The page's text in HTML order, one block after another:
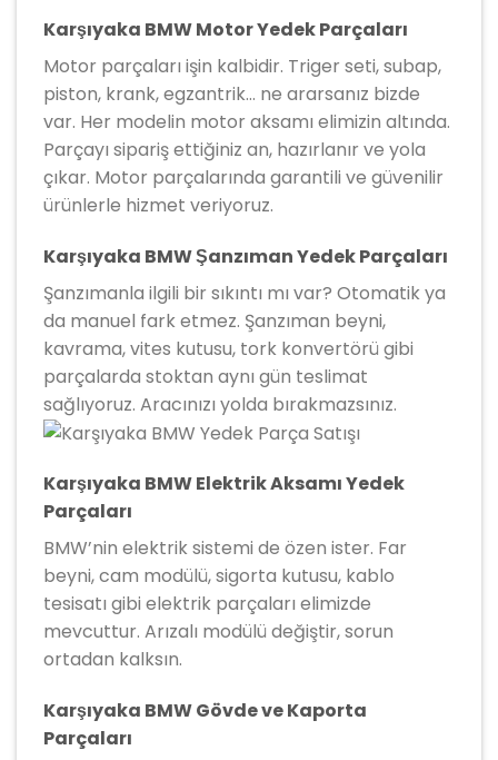
Karşıyaka BMW Motor Yedek Parçaları
Motor parçaları işin kalbidir. Triger seti, subap,
piston, krank, egzantrik… ne ararsanız bizde
var. Her modelin motor aksamı elimizin altında.
Parçayı sipariş ettiğiniz an, hazırlanır ve yola
çıkar. Motor parçalarında garantili ve güvenilir
ürünlerle hizmet veriyoruz.
Karşıyaka BMW Şanzıman Yedek Parçaları
Şanzımanla ilgili bir sıkıntı mı var? Otomatik ya
da manuel fark etmez. Şanzıman beyni,
kavrama, vites kutusu, tork konvertörü gibi
parçalarda stoktan aynı gün teslimat
sağlıyoruz. Aracınızı yolda bırakmazsınız.
Karşıyaka BMW Elektrik Aksamı Yedek
Parçaları
BMW’nin elektrik sistemi de özen ister. Far
beyni, cam modülü, sigorta kutusu, kablo
tesisatı gibi elektrik parçaları elimizde
mevcuttur. Arızalı modülü değiştir, sorun
ortadan kalksın.
Karşıyaka BMW Gövde ve Kaporta
Parçaları